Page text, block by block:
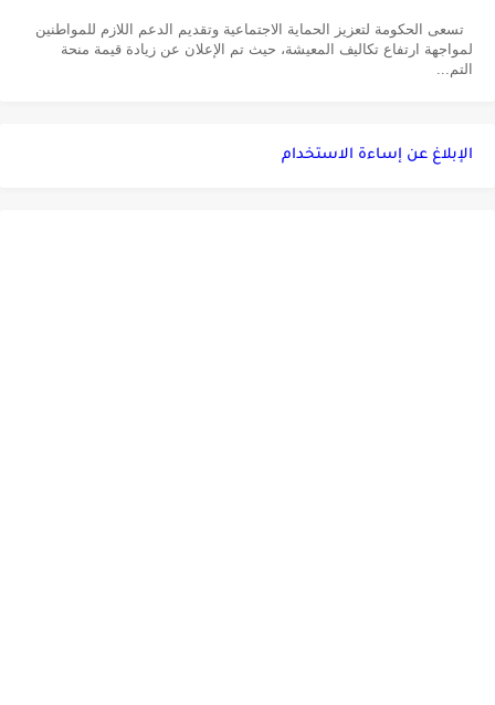
تسعى الحكومة لتعزيز الحماية الاجتماعية وتقديم الدعم اللازم للمواطنين
لمواجهة ارتفاع تكاليف المعيشة، حيث تم الإعلان عن زيادة قيمة منحة
التم...
الإبلاغ عن إساءة الاستخدام